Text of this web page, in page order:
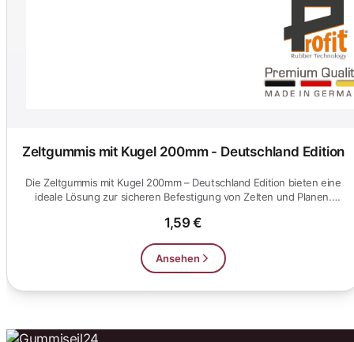
Zeltgummis mit Kugel 200mm - Deutschland Edition
Die Zeltgummis mit Kugel 200mm – Deutschland Edition bieten eine
ideale Lösung zur sicheren Befestigung von Zelten und Planen.
1,59 €
Ansehen